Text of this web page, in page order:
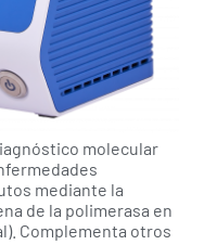
molecular
mediante la
de la polimerasa en
Complementa otros